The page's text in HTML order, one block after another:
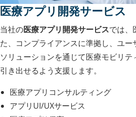
医療アプリ開発サービス
当社の医療アプリ開発サービスでは、
た、コンプライアンスに準拠し、ユー
ソリューションを通じて医療モビリ
引き出せるよう支援します。
医療アプリコンサルティング
アプリUI/UXサービス